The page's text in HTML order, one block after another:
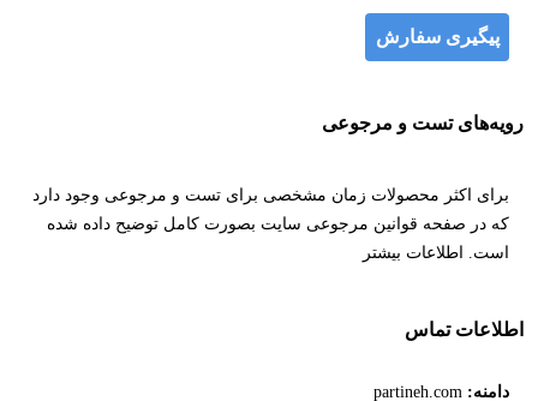
پیگیری سفارش
رویه‌های تست و مرجوعی
برای اکثر محصولات زمان مشخصی برای تست و مرجوعی وجود دارد
که در صفحه قوانین مرجوعی سایت بصورت کامل توضیح داده شده
است. اطلاعات بیشتر
اطلاعات تماس
دامنه: partineh.com